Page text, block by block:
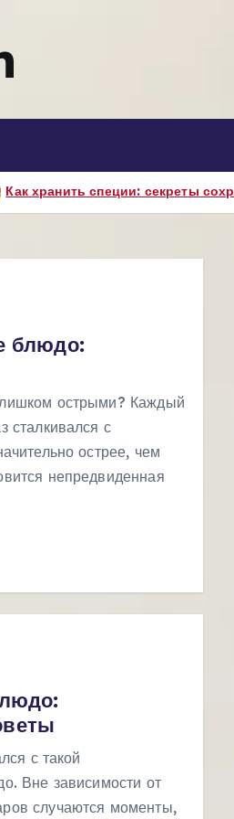
сохранения аромата и свежести
блюдо:
острыми? Каждый
сталкивался с
острее, чем
непредвиденная
с такой
Вне зависимости от
случаются моменты,